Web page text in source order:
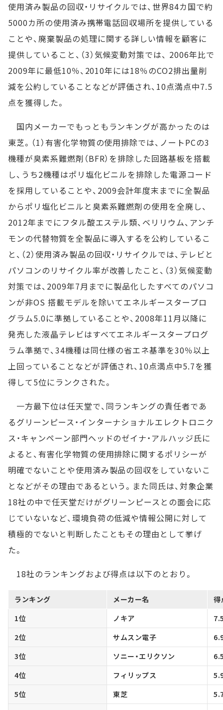
使用済み製品の回収・リサイクルでは、世界84カ国で約
5000カ所の使用済み携帯電話回収場所を提供している
ことや、廃棄製品の処理に関する詳しい情報を顧客に
提供していること、（3）気候変動対策では、 2006年比で
2009年に最低10％、2010年には18％のCO2排出量削
減を公約していることなどが評価され、10点満点中7.5
点を獲得した。
国内メーカーでもっともランキングが高かったのは
東芝。（1）有害化学物質の使用排除では、ノートPCの3
機種が臭素系難燃剤（BFR）を排除した回路基板を搭載
し、うち2機種はポリ塩化ビニルを排除した電源コード
を採用していることや、2009会計年度末までに全製品
からポリ塩化ビニルと臭素系難燃剤の使用を全廃し、
2012年までにフタル酸エステル類、ベリリウム、アンチ
モンの代替物質を全製品に導入するを公約しているこ
と、（2）使用済み製品の回収・リサイクルでは、テレビと
パソコンのリサイクル率が改善したこと、（3）気候変動
対策では、2009年7月までに製品化したすべてのパソコ
ンが非OS 搭載モデルを除いてエネルギースタープロ
グラム5.0に準拠していることや、2008年11月以降に
発売した液晶テレビはすべてエネルギースタープログ
ラム準拠で、34機種は同仕様の省エネ基準を30％以上
上回っていることなどが評価され、10点満点中5.7を獲
得して5位にランクされた。
一方最下位は任天堂で、同ランキングの責任者であ
るグリーンピース・インターナショナルエレクトロニク
ス・キャンペーン部門ヘッドのゼイナ・アルハッジ氏に
よると、有害化学物質の使用排除に関するポリシーが
明確でないことや使用済み製品の回収をしていないこ
となどがその理由であるという。また同氏は、対象企業
18社の中で任天堂だけがグリーンピースとの面会に応
じていないなど、環境負荷の低減や情報公開に対して
積極的でないと判断したこともその理由として挙げ
た。
18社のランキングおよび得点は以下のとおり。
ランキング メーカー名
得
1位
ノキア
2位
サムスン電子
3位
ソニー・エリクソン
4位
フィリップス
5位
東芝